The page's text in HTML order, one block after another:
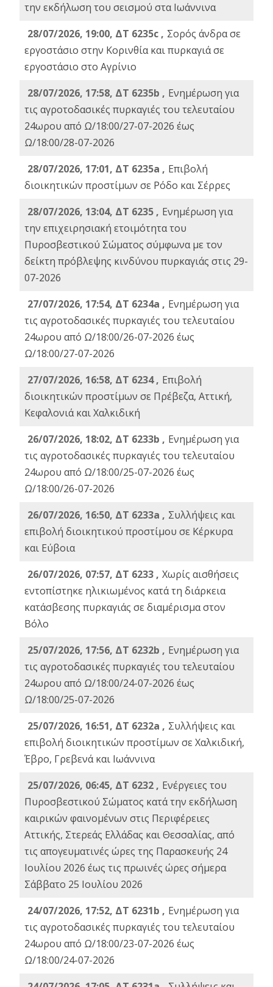
την εκδήλωση του σεισμού στα Ιωάννινα
28/07/2026, 19:00, ΔΤ 6235c , Σορός άνδρα σε
εργοστάσιο στην Κορινθία και πυρκαγιά σε
εργοστάσιο στο Αγρίνιο
28/07/2026, 17:58, ΔΤ 6235b , Ενημέρωση για
τις αγροτοδασικές πυρκαγιές του τελευταίου
24ωρου από Ω/18:00/27-07-2026 έως
Ω/18:00/28-07-2026
28/07/2026, 17:01, ΔΤ 6235a , Eπιβολή
διοικητικών προστίμων σε Ρόδο και Σέρρες
28/07/2026, 13:04, ΔΤ 6235 , Ενημέρωση για
την επιχειρησιακή ετοιμότητα του
Πυροσβεστικού Σώματος σύμφωνα με τον
δείκτη πρόβλεψης κινδύνου πυρκαγιάς στις 29-
07-2026
27/07/2026, 17:54, ΔΤ 6234a , Ενημέρωση για
τις αγροτοδασικές πυρκαγιές του τελευταίου
24ωρου από Ω/18:00/26-07-2026 έως
Ω/18:00/27-07-2026
27/07/2026, 16:58, ΔΤ 6234 , Eπιβολή
διοικητικών προστίμων σε Πρέβεζα, Αττική,
Κεφαλονιά και Χαλκιδική
26/07/2026, 18:02, ΔΤ 6233b , Ενημέρωση για
τις αγροτοδασικές πυρκαγιές του τελευταίου
24ωρου από Ω/18:00/25-07-2026 έως
Ω/18:00/26-07-2026
26/07/2026, 16:50, ΔΤ 6233a , Συλλήψεις και
επιβολή διοικητικού προστίμου σε Κέρκυρα
και Εύβοια
26/07/2026, 07:57, ΔΤ 6233 , Χωρίς αισθήσεις
εντοπίστηκε ηλικιωμένος κατά τη διάρκεια
κατάσβεσης πυρκαγιάς σε διαμέρισμα στον
Βόλο
25/07/2026, 17:56, ΔΤ 6232b , Ενημέρωση για
τις αγροτοδασικές πυρκαγιές του τελευταίου
24ωρου από Ω/18:00/24-07-2026 έως
Ω/18:00/25-07-2026
25/07/2026, 16:51, ΔΤ 6232a , Συλλήψεις και
επιβολή διοικητικών προστίμων σε Χαλκιδική,
Έβρο, Γρεβενά και Ιωάννινα
25/07/2026, 06:45, ΔΤ 6232 , Ενέργειες του
Πυροσβεστικού Σώματος κατά την εκδήλωση
καιρικών φαινομένων στις Περιφέρειες
Αττικής, Στερεάς Ελλάδας και Θεσσαλίας, από
τις απογευματινές ώρες της Παρασκευής 24
Ιουλίου 2026 έως τις πρωινές ώρες σήμερα
Σάββατο 25 Ιουλίου 2026
24/07/2026, 17:52, ΔΤ 6231b , Ενημέρωση για
τις αγροτοδασικές πυρκαγιές του τελευταίου
24ωρου από Ω/18:00/23-07-2026 έως
Ω/18:00/24-07-2026